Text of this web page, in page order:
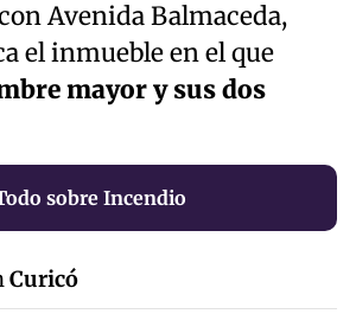
Avenida Balmaceda,
el inmueble en el que
mayor y sus dos
sobre Incendio
Curicó